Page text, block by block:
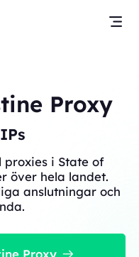
Proxy
IPs
i State of
över hela landet.
anslutningar och